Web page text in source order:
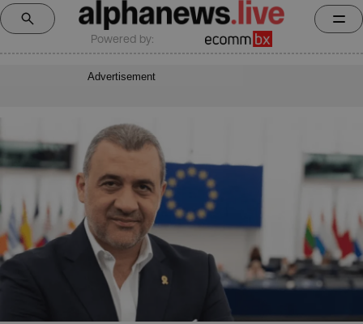
Powered by:
Advertisement